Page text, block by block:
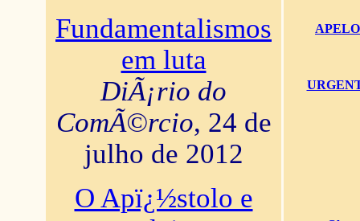
Fundamentalismos
em luta
DiÃ¡rio do
ComÃ©rcio, 24 de
julho de 2012
O Apï¿½stolo e